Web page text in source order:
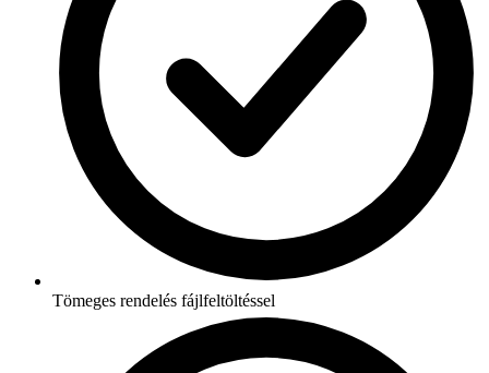
Tömeges rendelés fájlfeltöltéssel